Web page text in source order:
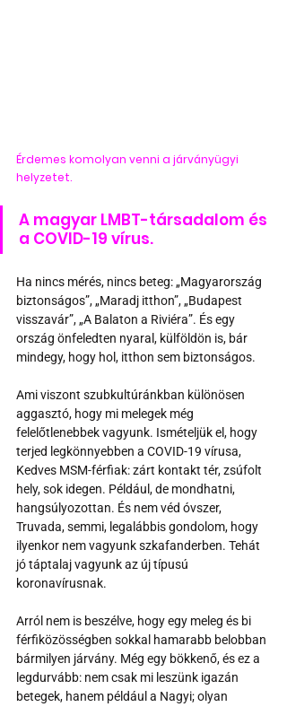
Érdemes komolyan venni a járványügyi
helyzetet.
A magyar LMBT-társadalom és
a COVID-19 vírus.
Ha nincs mérés, nincs beteg: „Magyarország
biztonságos”, „Maradj itthon”, „Budapest
visszavár”, „A Balaton a Riviéra”. És egy
ország önfeledten nyaral, külföldön is, bár
mindegy, hogy hol, itthon sem biztonságos.
Ami viszont szubkultúránkban különösen
aggasztó, hogy mi melegek még
felelőtlenebbek vagyunk. Ismételjük el, hogy
terjed legkönnyebben a COVID-19 vírusa,
Kedves MSM-férfiak: zárt kontakt tér, zsúfolt
hely, sok idegen. Például, de mondhatni,
hangsúlyozottan. És nem véd óvszer,
Truvada, semmi, legalábbis gondolom, hogy
ilyenkor nem vagyunk szkafanderben. Tehát
jó táptalaj vagyunk az új típusú
koronavírusnak.
Arról nem is beszélve, hogy egy meleg és bi
férfiközösségben sokkal hamarabb belobban
bármilyen járvány. Még egy bökkenő, és ez a
legdurvább: nem csak mi leszünk igazán
betegek, hanem például a Nagyi; olyan